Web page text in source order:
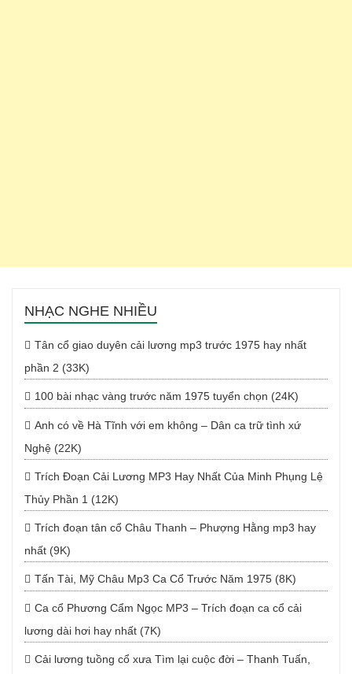
NHẠC NGHE NHIỀU
Tân cổ giao duyên cải lương mp3 trước 1975 hay nhất
phần 2 (33K)
100 bài nhạc vàng trước năm 1975 tuyển chọn (24K)
Anh có về Hà Tĩnh với em không – Dân ca trữ tình xứ
Nghệ (22K)
Trích Đoạn Cải Lương MP3 Hay Nhất Của Minh Phụng Lệ
Thủy Phần 1 (12K)
Trích đoạn tân cổ Châu Thanh – Phượng Hằng mp3 hay
nhất (9K)
Tấn Tài, Mỹ Châu Mp3 Ca Cổ Trước Năm 1975 (8K)
Ca cổ Phương Cẩm Ngọc MP3 – Trích đoạn ca cổ cải
lương dài hơi hay nhất (7K)
Cải lương tuồng cổ xưa Tìm lại cuộc đời – Thanh Tuấn,